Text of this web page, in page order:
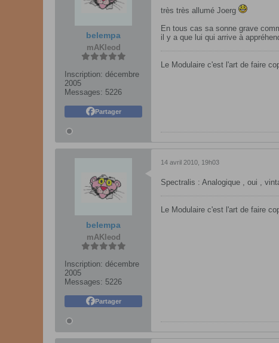
belempa
mAKleod
Inscription: décembre
2005
Messages: 5226
Partager
très très allumé Joerg
En tous cas sa sonne grave
il y a que lui qui arrive à
Le Modulaire c'est l'art de faire
belempa
mAKleod
Inscription: décembre
2005
Messages: 5226
Partager
14 avril 2010, 19h03
Spectralis : Analogique , oui ,
Le Modulaire c'est l'art de faire